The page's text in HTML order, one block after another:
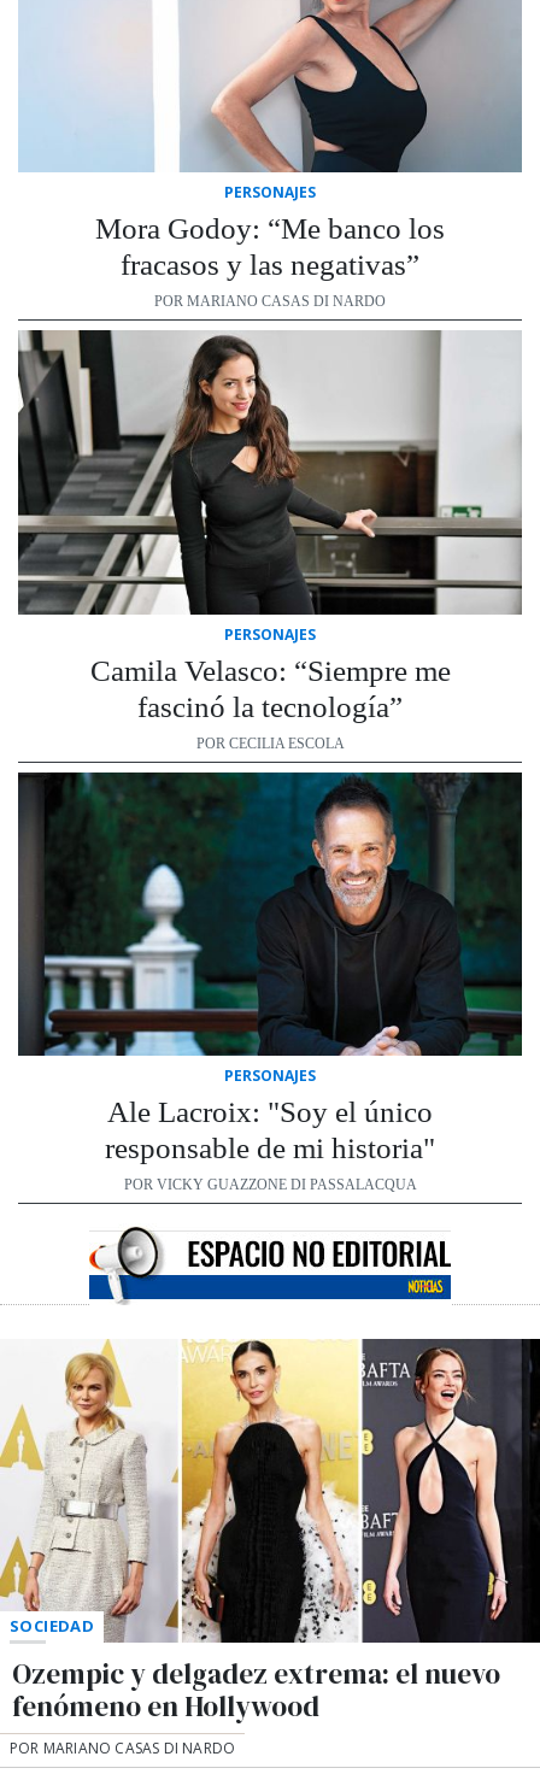
PERSONAJES
Mora Godoy: “Me banco los
fracasos y las negativas”
POR MARIANO CASAS DI NARDO
PERSONAJES
Camila Velasco: “Siempre me
fascinó la tecnología”
POR CECILIA ESCOLA
PERSONAJES
Ale Lacroix: "Soy el único
responsable de mi historia"
POR VICKY GUAZZONE DI PASSALACQUA
SOCIEDAD
Ozempic y delgadez extrema: el nuevo
fenómeno en Hollywood
POR MARIANO CASAS DI NARDO